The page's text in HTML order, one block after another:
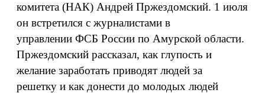
комитета (НАК) Андрей Пржездомский. 1 июля
он встретился с журналистами в
управлении ФСБ России по Амурской области.
Пржездомский рассказал, как глупость и
желание заработать приводят людей за
решетку и как донести до молодых людей